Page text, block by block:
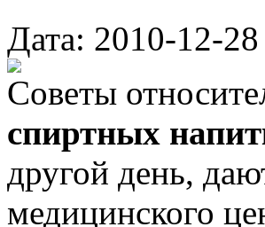
Дата: 2010-12-
Советы
спиртных
другой день,
медицинского